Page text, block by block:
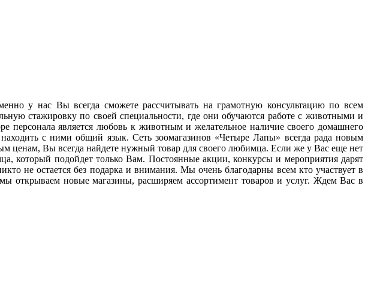
у нас Вы всегда сможете рассчитывать на грамотную консультацию по всем
стажировку по своей специальности, где они обучаются работе с животными и
является любовь к животным и желательное наличие своего домашнего
с ними общий язык. Сеть зоомагазинов «Четыре Лапы» всегда рада новым
ценам, Вы всегда найдете нужный товар для своего любимца. Если же у Вас еще нет
который подойдет только Вам. Постоянные акции, конкурсы и мероприятия дарят
не остается без подарка и внимания. Мы очень благодарны всем кто участвует в
открываем новые магазины, расширяем ассортимент товаров и услуг. Ждем Вас в